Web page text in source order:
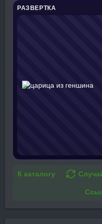
РАЗВЕРТКА
К каталогу